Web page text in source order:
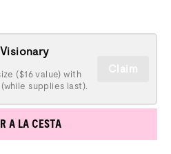
($16 value) with
supplies last).
Claim
A LA CESTA